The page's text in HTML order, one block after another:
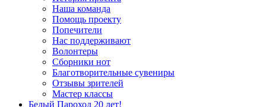
Наша команда
Помощь проекту
Попечители
Нас поддерживают
Волонтеры
Сборники нот
Благотворительные сувениры
Отзывы зрителей
Мастер классы
Белый Пароход 20 лет!